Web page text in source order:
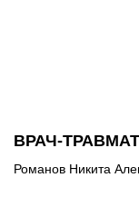
ВРАЧ-
Романов Никита